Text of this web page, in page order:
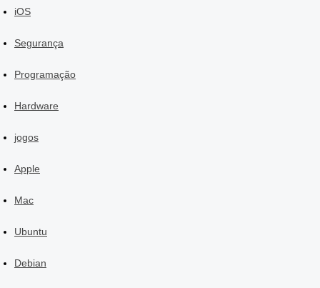
iOS
Segurança
Programação
Hardware
jogos
Apple
Mac
Ubuntu
Debian